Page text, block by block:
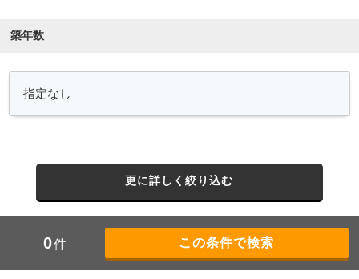
築年数
更に詳しく絞り込む
0件